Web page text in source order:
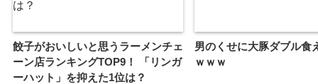
餃子がおいしいと思うラーメンチェ
ーン店ランキングTOP9！ 「リンガ
ーハット」を抑えた1位は？
男のくせに大豚ダブル食
ｗｗｗ